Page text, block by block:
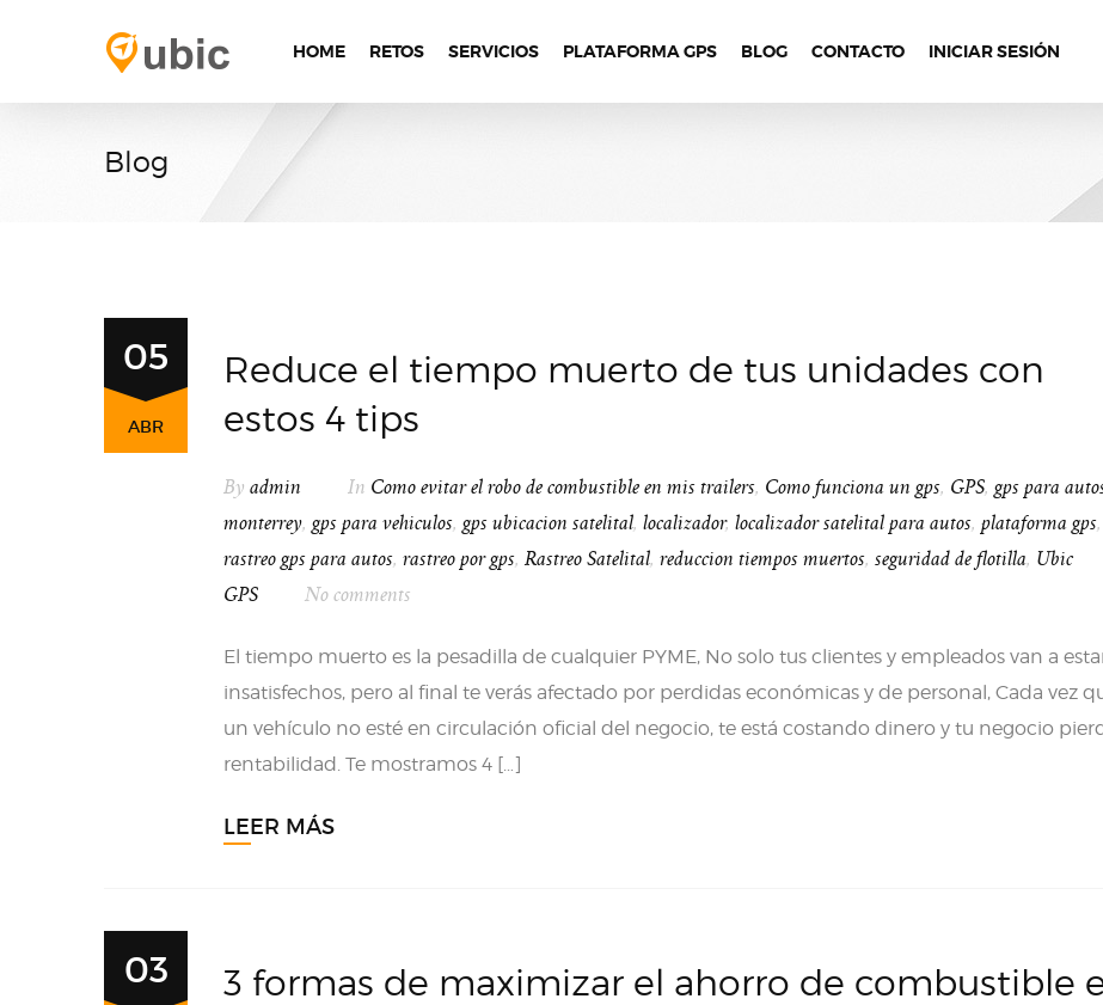
HOME RETOS SERVICIOS PLATAFORMA GPS BLOG CONTACTO INICIAR SESIÓN
Blog
05
ABR
Reduce el tiempo muerto de tus unidades con
estos 4 tips
By admin In Como evitar el robo de combustible en mis trailers, Como funciona un gps, GPS, gps para
monterrey, gps para vehiculos, gps ubicacion satelital, localizador, localizador satelital para autos, plataforma gps,
rastreo gps para autos, rastreo por gps, Rastreo Satelital, reduccion tiempos muertos, seguridad de flotilla, Ubic
GPS
No comments
El tiempo muerto es la pesadilla de cualquier PYME, No solo tus clientes y empleados van a
insatisfechos, pero al final te verás afectado por perdidas económicas y de personal, Cada vez
un vehículo no esté en circulación oficial del negocio, te está costando dinero y tu negocio
rentabilidad. Te mostramos 4 […]
LEER MÁS
03
3 formas de maximizar el ahorro de combustible